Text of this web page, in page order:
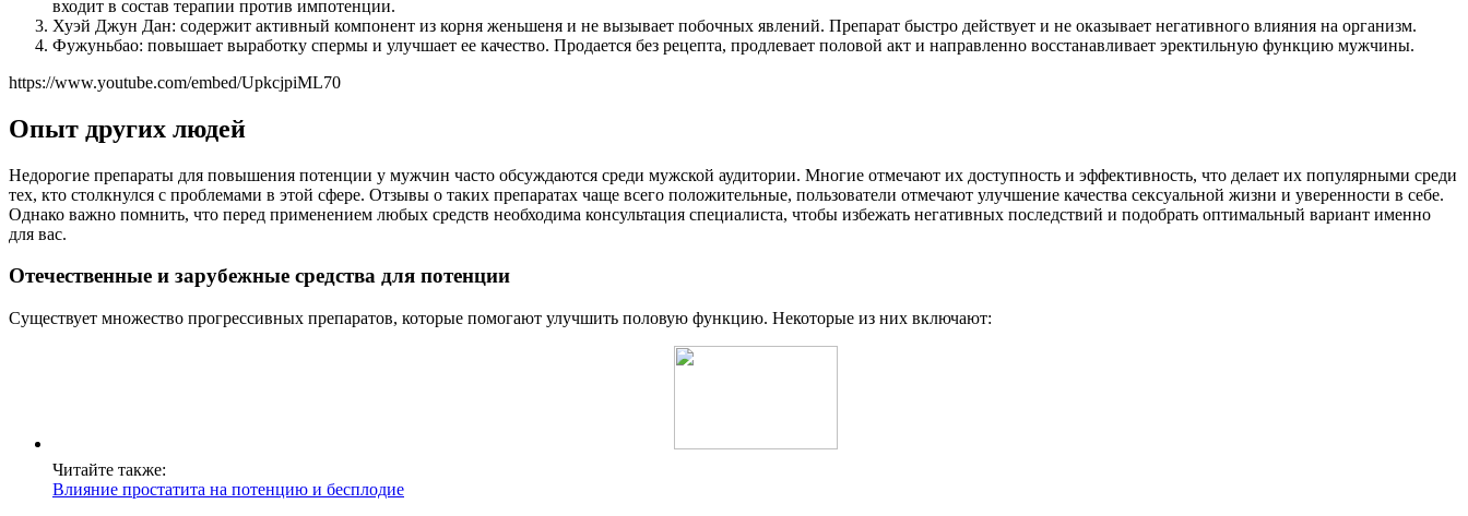
входит в состав терапии против импотенции.
Хуэй Джун Дан: содержит активный компонент из корня женьшеня и не вызывает побочных явлений. Препарат быстро действует и не оказывает негативного влияния на организм.
Фужуньбао: повышает выработку спермы и улучшает ее качество. Продается без рецепта, продлевает половой акт и направленно восстанавливает эректильную функцию мужчины.
https://www.youtube.com/embed/UpkcjpiML70
Опыт других людей
Недорогие препараты для повышения потенции у мужчин часто обсуждаются среди мужской аудитории. Многие отмечают их доступность и эффективность, что делает их популярными среди
тех, кто столкнулся с проблемами в этой сфере. Отзывы о таких препаратах чаще всего положительные, пользователи отмечают улучшение качества сексуальной жизни и уверенности в себе.
Однако важно помнить, что перед применением любых средств необходима консультация специалиста, чтобы избежать негативных последствий и подобрать оптимальный вариант именно
для вас.
Отечественные и зарубежные средства для потенции
Существует множество прогрессивных препаратов, которые помогают улучшить половую функцию. Некоторые из них включают:
Читайте также:
Влияние простатита на потенцию и бесплодие